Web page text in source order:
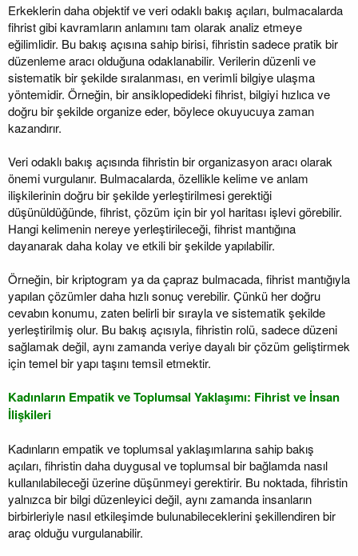
Erkeklerin daha objektif ve veri odaklı bakış açıları, bulmacalarda
fihrist gibi kavramların anlamını tam olarak analiz etmeye
eğilimlidir. Bu bakış açısına sahip birisi, fihristin sadece pratik bir
düzenleme aracı olduğuna odaklanabilir. Verilerin düzenli ve
sistematik bir şekilde sıralanması, en verimli bilgiye ulaşma
yöntemidir. Örneğin, bir ansiklopedideki fihrist, bilgiyi hızlıca ve
doğru bir şekilde organize eder, böylece okuyucuya zaman
kazandırır.
Veri odaklı bakış açısında fihristin bir organizasyon aracı olarak
önemi vurgulanır. Bulmacalarda, özellikle kelime ve anlam
ilişkilerinin doğru bir şekilde yerleştirilmesi gerektiği
düşünüldüğünde, fihrist, çözüm için bir yol haritası işlevi görebilir.
Hangi kelimenin nereye yerleştirileceği, fihrist mantığına
dayanarak daha kolay ve etkili bir şekilde yapılabilir.
Örneğin, bir kriptogram ya da çapraz bulmacada, fihrist mantığıyla
yapılan çözümler daha hızlı sonuç verebilir. Çünkü her doğru
cevabın konumu, zaten belirli bir sırayla ve sistematik şekilde
yerleştirilmiş olur. Bu bakış açısıyla, fihristin rolü, sadece düzeni
sağlamak değil, aynı zamanda veriye dayalı bir çözüm geliştirmek
için temel bir yapı taşını temsil etmektir.
Kadınların Empatik ve Toplumsal Yaklaşımı: Fihrist ve İnsan
İlişkileri
Kadınların empatik ve toplumsal yaklaşımlarına sahip bakış
açıları, fihristin daha duygusal ve toplumsal bir bağlamda nasıl
kullanılabileceği üzerine düşünmeyi gerektirir. Bu noktada, fihristin
yalnızca bir bilgi düzenleyici değil, aynı zamanda insanların
birbirleriyle nasıl etkileşimde bulunabileceklerini şekillendiren bir
araç olduğu vurgulanabilir.